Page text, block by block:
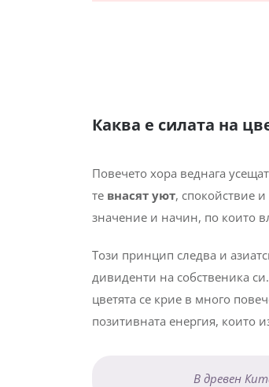
Каква е силата на
Повечето хора веднага
те внасят уют, спокойствие
значение и начин, по които
Този принцип следва и
дивиденти на собственика
цветята се крие в много
позитивната енергия, които
В древен